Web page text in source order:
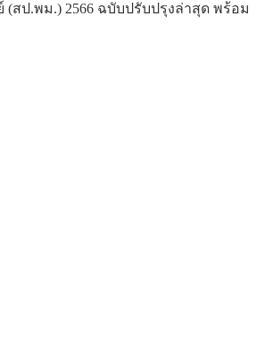
ป.พม.) 2566 ฉบับปรับปรุงล่าสุด พร้อม